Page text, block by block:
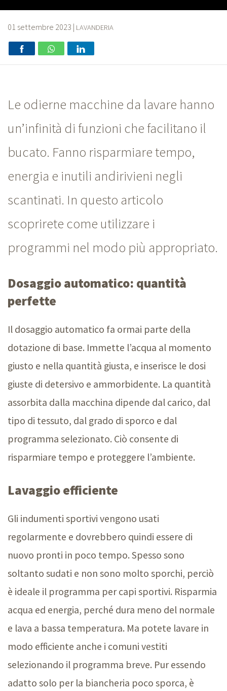
01 settembre 2023 | LAVANDERIA
Le odierne macchine da lavare hanno
un’infinità di funzioni che facilitano il
bucato. Fanno risparmiare tempo,
energia e inutili andirivieni negli
scantinati. In questo articolo
scoprirete come utilizzare i
programmi nel modo più appropriato.
Dosaggio automatico: quantità
perfette
Il dosaggio automatico fa ormai parte della
dotazione di base. Immette l’acqua al momento
giusto e nella quantità giusta, e inserisce le dosi
giuste di detersivo e ammorbidente. La quantità
assorbita dalla macchina dipende dal carico, dal
tipo di tessuto, dal grado di sporco e dal
programma selezionato. Ciò consente di
risparmiare tempo e proteggere l’ambiente.
Lavaggio efficiente
Gli indumenti sportivi vengono usati
regolarmente e dovrebbero quindi essere di
nuovo pronti in poco tempo. Spesso sono
soltanto sudati e non sono molto sporchi, perciò
è ideale il programma per capi sportivi. Risparmia
acqua ed energia, perché dura meno del normale
e lava a bassa temperatura. Ma potete lavare in
modo efficiente anche i comuni vestiti
selezionando il programma breve. Pur essendo
adatto solo per la biancheria poco sporca, è